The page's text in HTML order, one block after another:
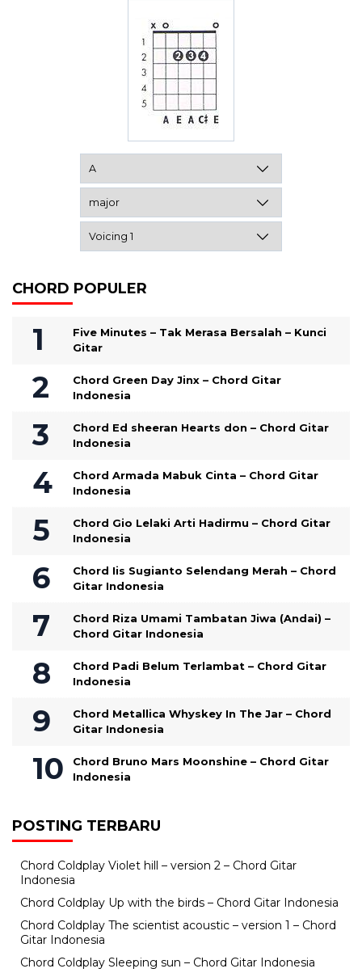
CHORD POPULER
Five Minutes – Tak Merasa Bersalah – Kunci
Gitar
Chord Green Day Jinx – Chord Gitar
Indonesia
Chord Ed sheeran Hearts don – Chord Gitar
Indonesia
Chord Armada Mabuk Cinta – Chord Gitar
Indonesia
Chord Gio Lelaki Arti Hadirmu – Chord Gitar
Indonesia
Chord Iis Sugianto Selendang Merah – Chord
Gitar Indonesia
Chord Riza Umami Tambatan Jiwa (Andai) –
Chord Gitar Indonesia
Chord Padi Belum Terlambat – Chord Gitar
Indonesia
Chord Metallica Whyskey In The Jar – Chord
Gitar Indonesia
Chord Bruno Mars Moonshine – Chord Gitar
Indonesia
POSTING TERBARU
Chord Coldplay Violet hill – version 2 – Chord Gitar
Indonesia
Chord Coldplay Up with the birds – Chord Gitar Indonesia
Chord Coldplay The scientist acoustic – version 1 – Chord
Gitar Indonesia
Chord Coldplay Sleeping sun – Chord Gitar Indonesia